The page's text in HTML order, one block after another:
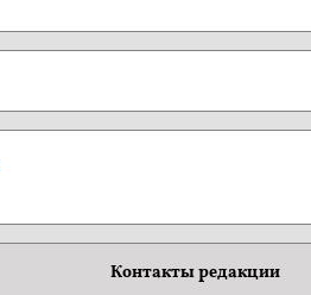
Контакты редакции